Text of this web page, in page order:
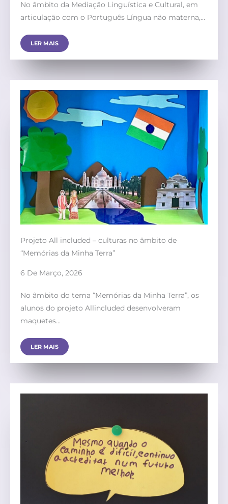
No âmbito da Mediação Linguística e Cultural, em
articulação com o Português Língua não materna,…
LER MAIS
Projeto All included – culturas no âmbito de
“Memórias da Minha Terra”
6 De Março, 2026
No âmbito do tema “Memórias da Minha Terra”, os
alunos do projeto Allincluded desenvolveram
maquetes…
LER MAIS